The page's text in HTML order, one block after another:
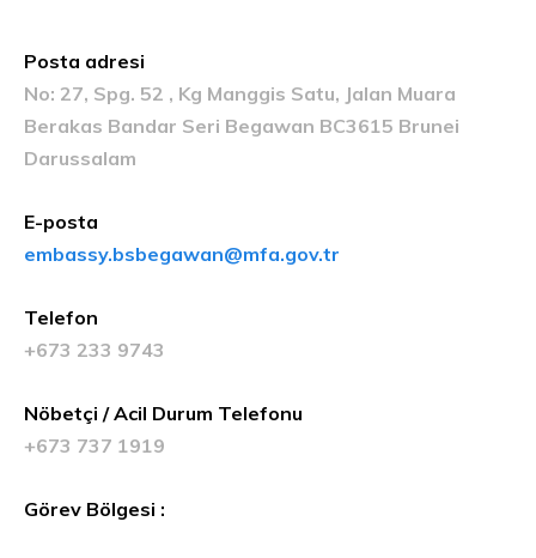
Posta adresi
No: 27, Spg. 52 , Kg Manggis Satu, Jalan Muara
Berakas Bandar Seri Begawan BC3615 Brunei
Darussalam
E-posta
embassy.bsbegawan@mfa.gov.tr
Telefon
+673 233 9743
Nöbetçi / Acil Durum Telefonu
+673 737 1919
Görev Bölgesi :